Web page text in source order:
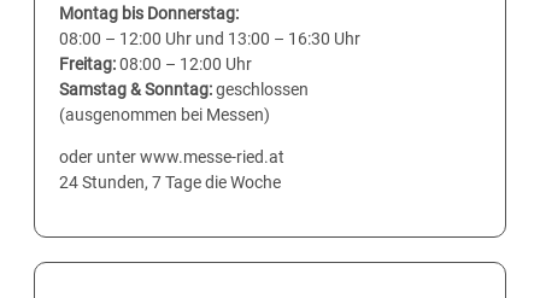
Montag bis Donnerstag:
08:00 – 12:00 Uhr und 13:00 – 16:30 Uhr
Freitag:08:00 – 12:00 Uhr
Samstag & Sonntag:geschlossen
(ausgenommen bei Messen)
oder unter www.messe-ried.at
24 Stunden, 7 Tage die Woche